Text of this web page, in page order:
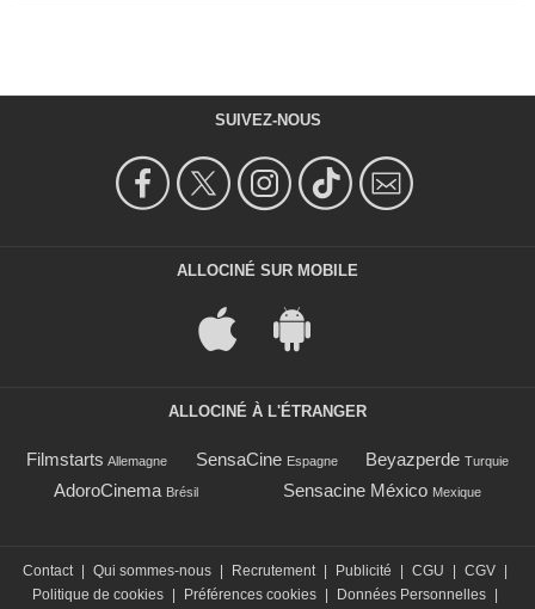
SUIVEZ-NOUS
ALLOCINÉ SUR MOBILE
ALLOCINÉ À L'ÉTRANGER
Filmstarts Allemagne SensaCine Espagne Beyazperde Turquie
AdoroCinema Brésil Sensacine México Mexique
Contact Qui sommes-nous Recrutement Publicité CGU CGV
Politique de cookies
Préférences cookies Données Personnelles